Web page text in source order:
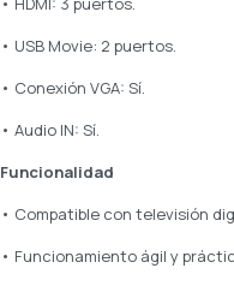
• USB Movie: 2 puertos.
• Conexión VGA: Sí.
• Audio IN: Sí.
Funcionalidad
• Compatible con televisión
• Funcionamiento ágil y